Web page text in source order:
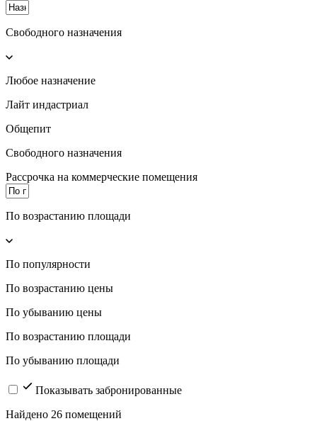
Свободного назначения
Любое назначение
Лайт индастриал
Общепит
Свободного назначения
Рассрочка на коммерческие помещения
По возрастанию площади
По популярности
По возрастанию цены
По убыванию цены
По возрастанию площади
По убыванию площади
Показывать забронированные
Найдено 26 помещений